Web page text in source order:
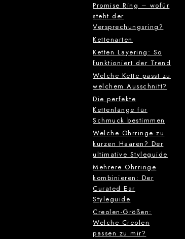
Promise Ring – wofür
steht der
Versprechungsring?
Kettenarten
Ketten Layering: So
funktioniert der Trend
Welche Kette passt zu
welchem Ausschnitt?
Die perfekte
Kettenlänge für
Schmuck bestimmen
Welche Ohrringe zu
kurzen Haaren? Der
ultimative Styleguide
Mehrere Ohrringe
kombinieren: Der
Curated Ear
Styleguide
Creolen-Größen:
Welche Creolen
passen zu mir?